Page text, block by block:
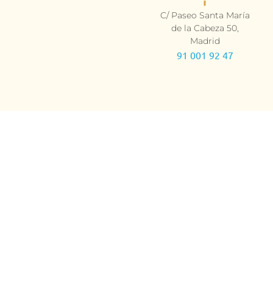
C/ Paseo Santa María
de la Cabeza 50,
Madrid
91 001 92 47